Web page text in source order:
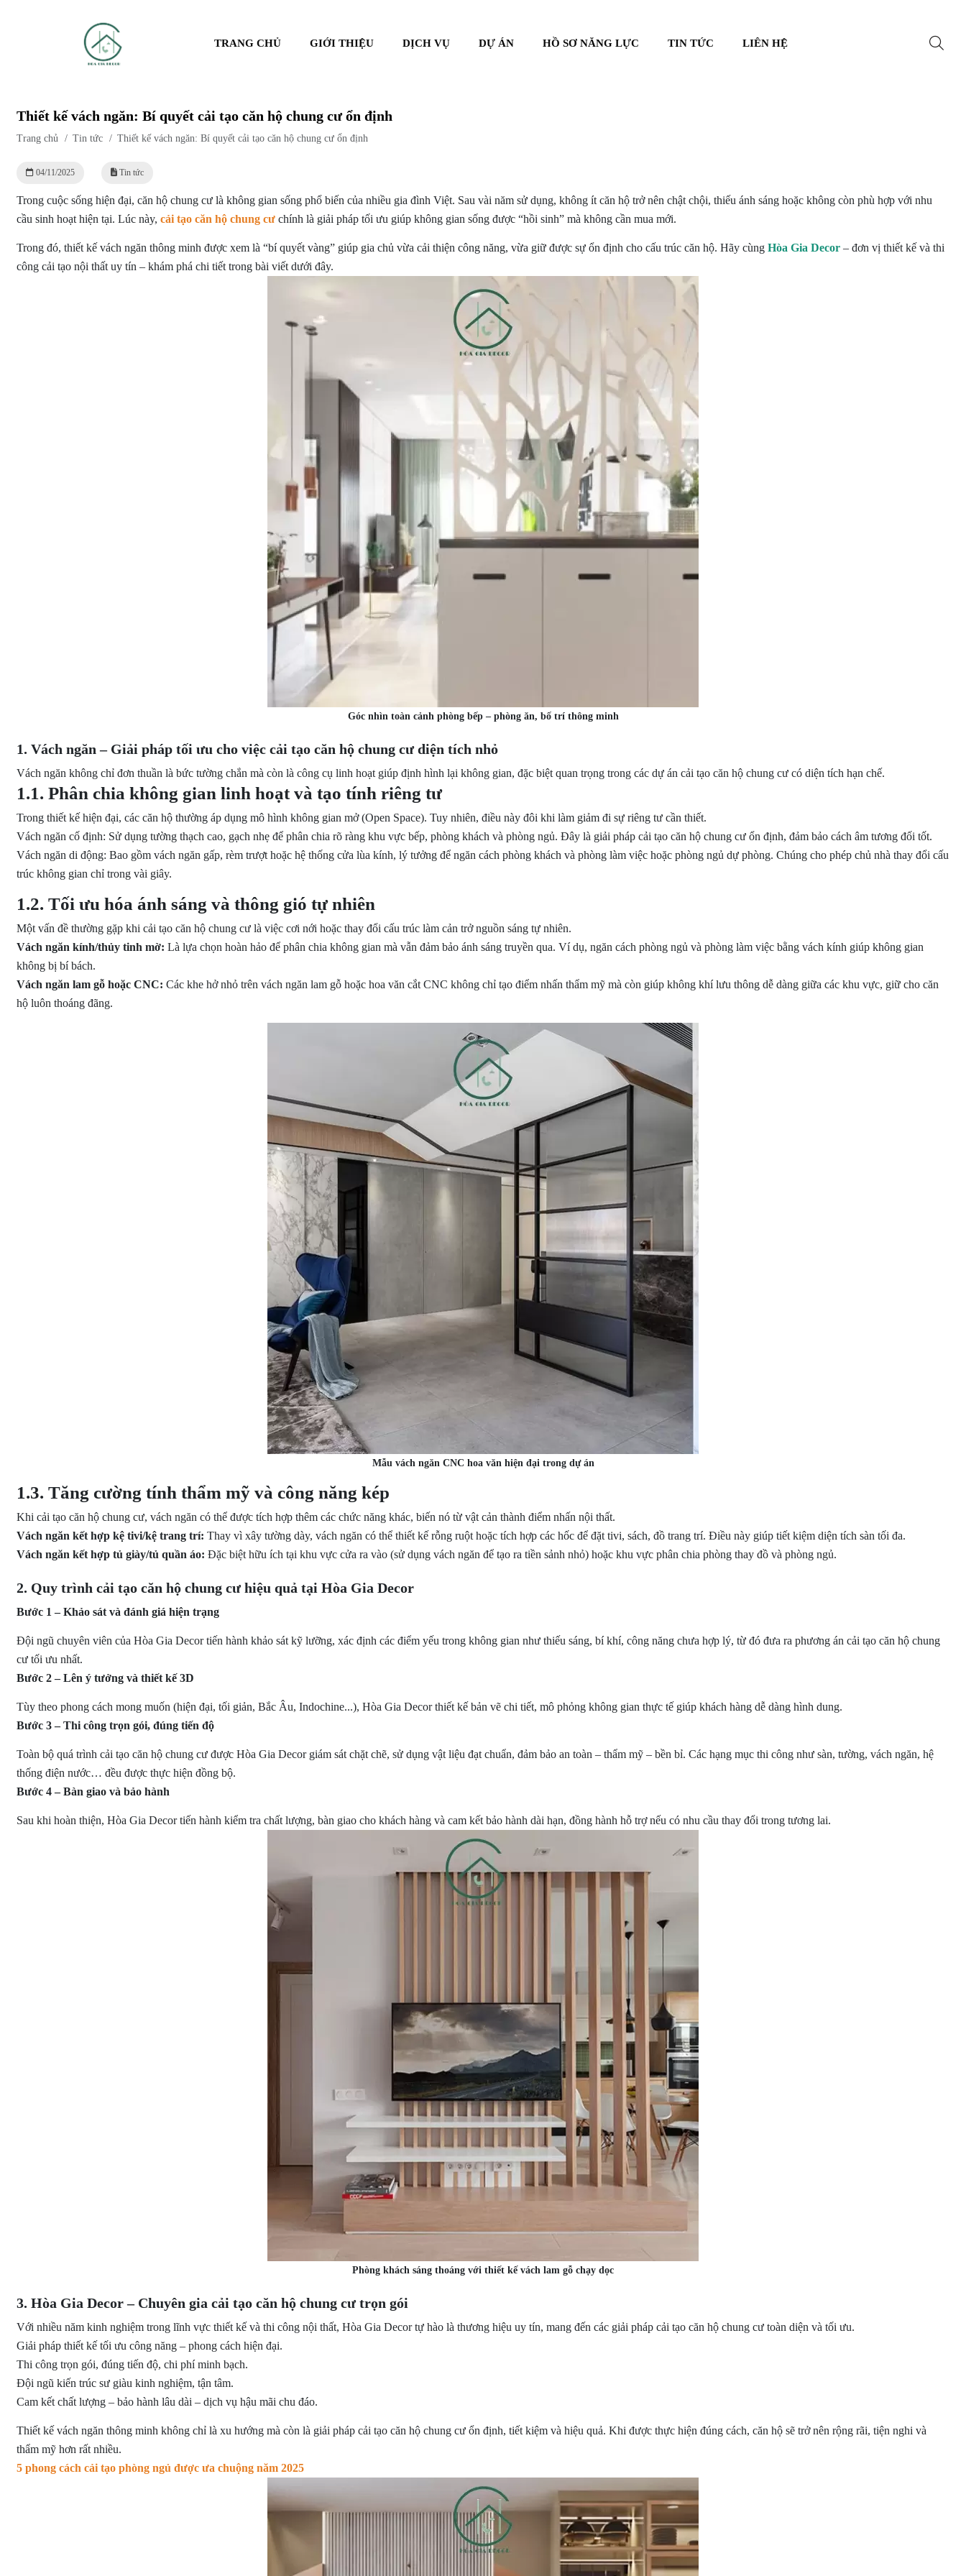
TRANG CHỦ GIỚI THIỆU DỊCH VỤ DỰ ÁN HỒ SƠ NĂNG LỰC TIN TỨC LIÊN HỆ
Thiết kế vách ngăn: Bí quyết cải tạo căn hộ chung cư ổn định
Trang chủ / Tin tức / Thiết kế vách ngăn: Bí quyết cải tạo căn hộ chung cư ổn định
04/11/2025 Tin tức
Trong cuộc sống hiện đại, căn hộ chung cư là không gian sống phổ biến của nhiều gia đình Việt. Sau vài năm sử dụng, không ít căn hộ trở nên chật chội, thiếu ánh sáng hoặc không còn phù hợp với nhu
cầu sinh hoạt hiện tại. Lúc này, cải tạo căn hộ chung cưchính là giải pháp tối ưu giúp không gian sống được “hồi sinh” mà không cần mua mới.
Trong đó, thiết kế vách ngăn thông minh được xem là “bí quyết vàng” giúp gia chủ vừa cải thiện công năng, vừa giữ được sự ổn định cho cấu trúc căn hộ. Hãy cùng Hòa Gia Decor– đơn vị thiết kế và thi
công cải tạo nội thất uy tín – khám phá chi tiết trong bài viết dưới đây.
Góc nhìn toàn cảnh phòng bếp – phòng ăn, bố trí thông minh
1. Vách ngăn – Giải pháp tối ưu cho việc cải tạo căn hộ chung cư diện tích nhỏ
Vách ngăn không chỉ đơn thuần là bức tường chắn mà còn là công cụ linh hoạt giúp định hình lại không gian, đặc biệt quan trọng trong các dự án cải tạo căn hộ chung cư có diện tích hạn chế.
1.1. Phân chia không gian linh hoạt và tạo tính riêng tư
Trong thiết kế hiện đại, các căn hộ thường áp dụng mô hình không gian mở (Open Space). Tuy nhiên, điều này đôi khi làm giảm đi sự riêng tư cần thiết.
Vách ngăn cố định: Sử dụng tường thạch cao, gạch nhẹ để phân chia rõ ràng khu vực bếp, phòng khách và phòng ngủ. Đây là giải pháp cải tạo căn hộ chung cư ổn định, đảm bảo cách âm tương đối tốt.
Vách ngăn di động: Bao gồm vách ngăn gấp, rèm trượt hoặc hệ thống cửa lùa kính, lý tưởng để ngăn cách phòng khách và phòng làm việc hoặc phòng ngủ dự phòng. Chúng cho phép chủ nhà thay đổi cấu
trúc không gian chỉ trong vài giây.
1.2. Tối ưu hóa ánh sáng và thông gió tự nhiên
Một vấn đề thường gặp khi cải tạo căn hộ chung cư là việc cơi nới hoặc thay đổi cấu trúc làm cản trở nguồn sáng tự nhiên.
Vách ngăn kính/thủy tinh mờ: Là lựa chọn hoàn hảo để phân chia không gian mà vẫn đảm bảo ánh sáng truyền qua. Ví dụ, ngăn cách phòng ngủ và phòng làm việc bằng vách kính giúp không gian
không bị bí bách.
Vách ngăn lam gỗ hoặc CNC: Các khe hở nhỏ trên vách ngăn lam gỗ hoặc hoa văn cắt CNC không chỉ tạo điểm nhấn thẩm mỹ mà còn giúp không khí lưu thông dễ dàng giữa các khu vực, giữ cho căn
hộ luôn thoáng đãng.
Mẫu vách ngăn CNC hoa văn hiện đại trong dự án
1.3. Tăng cường tính thẩm mỹ và công năng kép
Khi cải tạo căn hộ chung cư, vách ngăn có thể được tích hợp thêm các chức năng khác, biến nó từ vật cản thành điểm nhấn nội thất.
Vách ngăn kết hợp kệ tivi/kệ trang trí: Thay vì xây tường dày, vách ngăn có thể thiết kế rỗng ruột hoặc tích hợp các hốc để đặt tivi, sách, đồ trang trí. Điều này giúp tiết kiệm diện tích sàn tối đa.
Vách ngăn kết hợp tủ giày/tủ quần áo: Đặc biệt hữu ích tại khu vực cửa ra vào (sử dụng vách ngăn để tạo ra tiền sảnh nhỏ) hoặc khu vực phân chia phòng thay đồ và phòng ngủ.
2. Quy trình cải tạo căn hộ chung cư hiệu quả tại Hòa Gia Decor
Bước 1 – Khảo sát và đánh giá hiện trạng
Đội ngũ chuyên viên của Hòa Gia Decor tiến hành khảo sát kỹ lưỡng, xác định các điểm yếu trong không gian như thiếu sáng, bí khí, công năng chưa hợp lý, từ đó đưa ra phương án cải tạo căn hộ chung
cư tối ưu nhất.
Bước 2 – Lên ý tưởng và thiết kế 3D
Tùy theo phong cách mong muốn (hiện đại, tối giản, Bắc Âu, Indochine...), Hòa Gia Decor thiết kế bản vẽ chi tiết, mô phỏng không gian thực tế giúp khách hàng dễ dàng hình dung.
Bước 3 – Thi công trọn gói, đúng tiến độ
Toàn bộ quá trình cải tạo căn hộ chung cư được Hòa Gia Decor giám sát chặt chẽ, sử dụng vật liệu đạt chuẩn, đảm bảo an toàn – thẩm mỹ – bền bỉ. Các hạng mục thi công như sàn, tường, vách ngăn, hệ
thống điện nước… đều được thực hiện đồng bộ.
Bước 4 – Bàn giao và bảo hành
Sau khi hoàn thiện, Hòa Gia Decor tiến hành kiểm tra chất lượng, bàn giao cho khách hàng và cam kết bảo hành dài hạn, đồng hành hỗ trợ nếu có nhu cầu thay đổi trong tương lai.
Phòng khách sáng thoáng với thiết kế vách lam gỗ chạy dọc
3. Hòa Gia Decor – Chuyên gia cải tạo căn hộ chung cư trọn gói
Với nhiều năm kinh nghiệm trong lĩnh vực thiết kế và thi công nội thất, Hòa Gia Decor tự hào là thương hiệu uy tín, mang đến các giải pháp cải tạo căn hộ chung cư toàn diện và tối ưu.
Giải pháp thiết kế tối ưu công năng – phong cách hiện đại.
Thi công trọn gói, đúng tiến độ, chi phí minh bạch.
Đội ngũ kiến trúc sư giàu kinh nghiệm, tận tâm.
Cam kết chất lượng – bảo hành lâu dài – dịch vụ hậu mãi chu đáo.
Thiết kế vách ngăn thông minh không chỉ là xu hướng mà còn là giải pháp cải tạo căn hộ chung cư ổn định, tiết kiệm và hiệu quả. Khi được thực hiện đúng cách, căn hộ sẽ trở nên rộng rãi, tiện nghi và
thẩm mỹ hơn rất nhiều.
5 phong cách cải tạo phòng ngủ được ưa chuộng năm 2025